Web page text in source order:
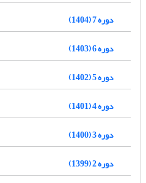
دوره 7 (1404)
دوره 6 (1403)
دوره 5 (1402)
دوره 4 (1401)
دوره 3 (1400)
دوره 2 (1399)